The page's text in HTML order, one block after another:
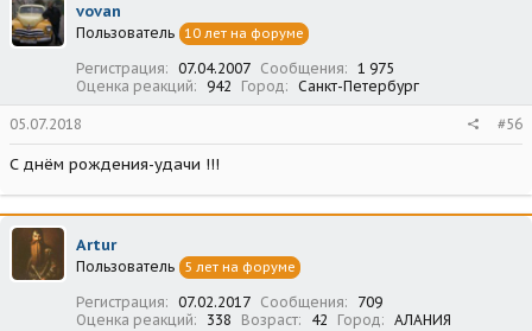
vovan
Пользователь 10 лет на форуме
Регистрация 07.04.2007 Сообщения
1 975
Оценка реакций
942 Город Санкт-Петербург
05.07.2018 #56
С днём рождения-удачи !!!
Artur
Пользователь 5 лет на форуме
Регистрация 07.02.2017 Сообщения
709
Оценка реакций
338 Возраст 42 Город АЛАНИЯ